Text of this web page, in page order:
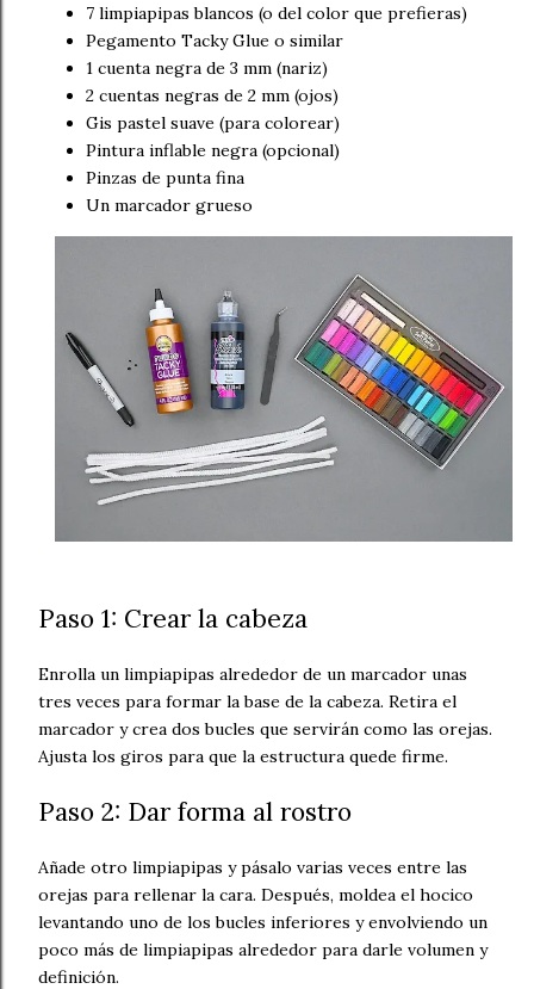
7 limpiapipas blancos (o del color que prefieras)
Pegamento Tacky Glue o similar
1 cuenta negra de 3 mm (nariz)
2 cuentas negras de 2 mm (ojos)
Gis pastel suave (para colorear)
Pintura inflable negra (opcional)
Pinzas de punta fina
Un marcador grueso
Paso 1: Crear la cabeza
Enrolla un limpiapipas alrededor de un marcador unas
tres veces para formar la base de la cabeza. Retira el
marcador y crea dos bucles que servirán como las orejas.
Ajusta los giros para que la estructura quede firme.
Paso 2: Dar forma al rostro
Añade otro limpiapipas y pásalo varias veces entre las
orejas para rellenar la cara. Después, moldea el hocico
levantando uno de los bucles inferiores y envolviendo un
poco más de limpiapipas alrededor para darle volumen y
definición.